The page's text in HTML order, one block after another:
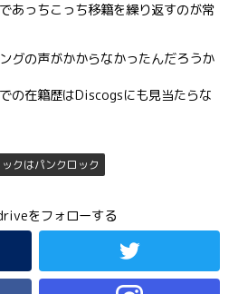
あっちこっち移籍を繰り返すのが常
グの声がかからなかったんだろうか
の在籍歴はDiscogsにも見当たらな
クはパンクロック
をフォローする